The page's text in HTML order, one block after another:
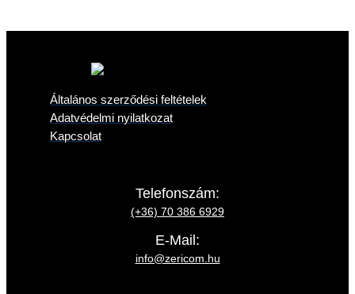
Általános szerződési feltételek
Adatvédelmi nyilatkozat
Kapcsolat
Telefonszám:
(+36) 70 386 6929
E-Mail:
info@zericom.hu